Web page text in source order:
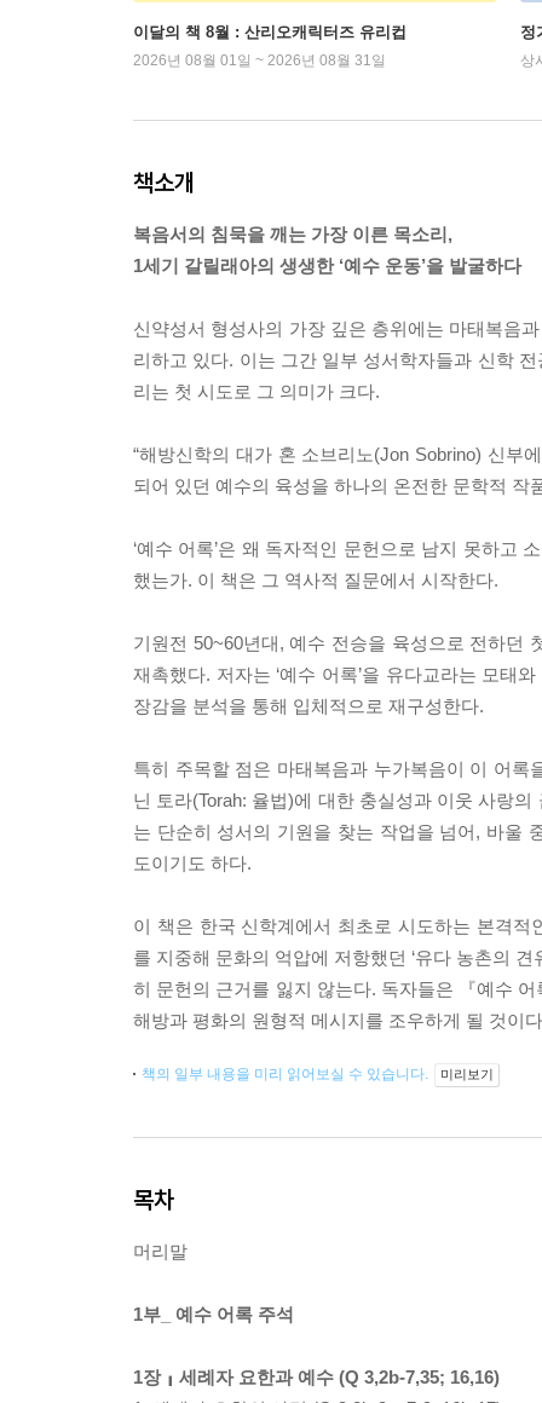
이달의 책 8월 : 산리오캐릭터즈 유리컵
2026년 08월 01일 ~ 2026년 08월 31일
정
상
책소개
복음서의 침묵을 깨는 가장 이른 목소리,
1세기 갈릴래아의 생생한 ‘예수 운동’을 발굴하다
신약성서 형성사의 가장 깊은 층위에는 마태복음
리하고 있다. 이는 그간 일부 성서학자들과 신학
리는 첫 시도로 그 의미가 크다.
“해방신학의 대가 혼 소브리노(Jon Sobrino) 신부
되어 있던 예수의 육성을 하나의 온전한 문학적 작
‘예수 어록’은 왜 독자적인 문헌으로 남지 못하고
했는가. 이 책은 그 역사적 질문에서 시작한다.
기원전 50~60년대, 예수 전승을 육성으로 전하던
재촉했다. 저자는 ‘예수 어록’을 유다교라는 모태
장감을 분석을 통해 입체적으로 재구성한다.
특히 주목할 점은 마태복음과 누가복음이 이 어록
닌 토라(Torah: 율법)에 대한 충실성과 이웃 사랑
는 단순히 성서의 기원을 찾는 작업을 넘어, 바울
도이기도 하다.
이 책은 한국 신학계에서 최초로 시도하는 본격적
를 지중해 문화의 억압에 저항했던 ‘유다 농촌의
히 문헌의 근거를 잃지 않는다. 독자들은 『예수
해방과 평화의 원형적 메시지를 조우하게 될 것이
책의 일부 내용을 미리 읽어보실 수 있습니다. 미리보기
목차
머리말
1부_ 예수 어록 주석
1장╻세례자 요한과 예수 (Q 3,2b-7,35; 16,16)